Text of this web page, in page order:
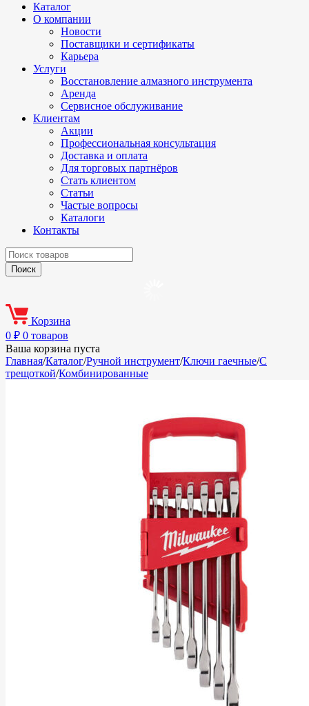
Каталог
О компании
Новости
Поставщики и сертификаты
Карьера
Услуги
Восстановление алмазного инструмента
Аренда
Сервисное обслуживание
Клиентам
Акции
Профессиональная консультация
Доставка и оплата
Для торговых партнёров
Стать клиентом
Статьи
Частые вопросы
Каталоги
Контакты
Корзина
0 ₽ 0 товаров
Ваша корзина пуста
Главная/Каталог/Ручной инструмент/Ключи гаечные/С
трещоткой/Комбинированные